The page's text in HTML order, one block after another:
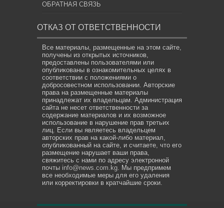
ОБРАТНАЯ СВЯЗЬ
ОТКАЗ ОТ ОТВЕТСТВЕННОСТИ
Все материалы, размещенные на этом сайте,
получены из открытых источников,
предоставлены пользователями или
опубликованы в ознакомительных целях в
соответствии с положениями о
добросовестном использовании. Авторские
права на размещенные материалы
принадлежат их владельцам. Администрация
сайта не несет ответственности за
содержание материалов и их возможное
использование в нарушение прав третьих
лиц. Если вы являетесь владельцем
авторских прав на какой-либо материал,
опубликованный на сайте, и считаете, что его
размещение нарушает ваши права,
свяжитесь с нами по адресу электронной
почты info@news.com.kg. Мы предпримем
все необходимые меры для его удаления
или корректировки в кратчайшие сроки.